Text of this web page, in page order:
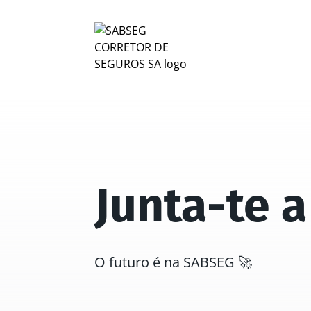
Junta-te
O futuro é na SABSEG 🚀